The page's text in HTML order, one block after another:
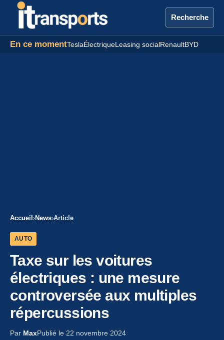
Recherche
En ce momentTeslaÉlectriqueLeasing socialRenaultBYD
Accueil ›News›Article
AUTO
Taxe sur les voitures
électriques : une mesure
controversée aux multiples
répercussions
Par MaxPublié le 22 novembre 2024